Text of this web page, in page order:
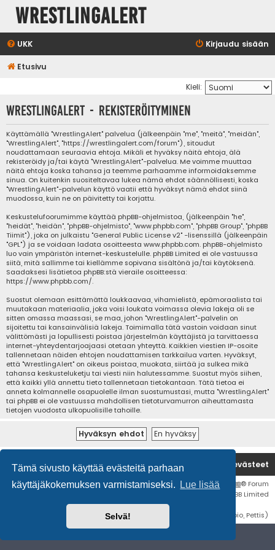
Tämä sivusto käyttää evästeitä parhaan
käyttäjäkokemuksen varmistamiseksi.
Lue lisää
Selvä!
WrestlingAlert
UKK Kirjaudu sisään
Etusivu
Kieli:
WrestlingAlert - Rekisteröityminen
Käyttämällä "WrestlingAlert" palvelua (jälkeenpäin "me", "meitä", "meidän",
"WrestlingAlert", "https://wrestlingalert.com/forum"), sitoudut
noudattamaan seuraavia ehtoja. Mikäli et hyväksy näitä ehtoja, älä
rekisteröidy ja/tai käytä "WrestlingAlert"-palvelua. Me voimme muuttaa
näitä ehtoja koska tahansa ja teemme parhaamme informoidaksemme
sinua. On kuitenkin suositeltavaa lukea nämä ehdot säännöllisesti, koska
"WrestlingAlert"-palvelun käyttö vaatii että hyväksyt nämä ehdot siinä
muodossa, kuin ne on päivitetty tai korjattu.
Keskustelufoorumimme käyttää phpBB-ohjelmistoa, (jälkeenpäin "he",
"heidät", "heidän", "phpBB-ohjelmisto", "www.phpbb.com", "phpBB Group", "phpBB
Tiimit"), joka on julkaistu "General Public License v2" -lisenssillä (jälkeenpäin
"GPL") ja se voidaan ladata osoitteesta www.phpbb.com. phpBB-ohjelmisto
luo vain ympäristön internet-keskustelulle. phpBB Limited ei ole vastuussa
siitä, mitä sallimme tai kiellämme sopivana sisältönä ja/tai käytöksenä.
Saadaksesi lisätietoa phpBB:stä vieraile osoitteessa:
https://www.phpbb.com/.
Suostut olemaan esittämättä loukkaavaa, vihamielistä, epämoraalista tai
muutakaan materiaalia, joka voisi loukata voimassa olevia lakeja oli se
sitten omassa maassasi, se maa, johon "WrestlingAlert"-palvelin on
sijoitettu tai kansainvälisiä lakeja. Toimimalla tätä vastoin voidaan sinut
välittömästi ja lopullisesti poistaa järjestelmän käyttäjistä ja tarvittaessa
internet-yhteydentarjoajaasi otetaan yhteyttä. Kaikkien viestien IP-osoite
tallennetaan näiden ehtojen noudattamisen tarkkailua varten. Hyväksyt,
että "WrestlingAlert" on oikeus poistaa, muokata, siirtää ja sulkea mikä
tahansa keskusteluketju tai viesti niin halutessamme. Suostut myös siihen,
että kaikki yllä annettu tieto tallennetaan tietokantaan. Tätä tietoa ei
anneta kolmannelle osapuolelle ilman suostumustasi, mutta "WrestlingAlert"
tai phpBB ei ole vastuussa mahdollisen tietoturvamurron aiheuttamasta
tietojen vuodosta ulkopuolisille tahoille.
Etusivu Poista evästeet
Flat Style byIan Bradley• Keskustelufoorumin ohjelmisto phpBB® Forum
Software © phpBB Limited
Käännös: phpBB Suomi (lurttinen, harritapio, Pettis)